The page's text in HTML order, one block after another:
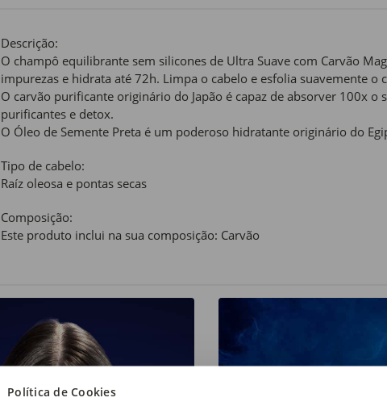
Política de Cookies
Descrição:
O champô equilibrante sem silicones de Ultra Suave com Carvão
impurezas e hidrata até 72h. Limpa o cabelo e esfolia suavemente
O carvão purificante originário do Japão é capaz de absorver 100x
purificantes e detox.
O Óleo de Semente Preta é um poderoso hidratante originário do
Tipo de cabelo:
Raíz oleosa e pontas secas
Composição:
Este produto inclui na sua composição: Carvão